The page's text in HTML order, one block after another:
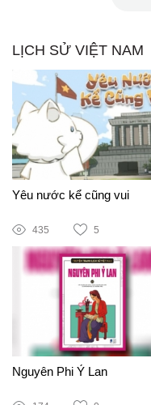
LỊCH SỬ VIỆT NAM
Yêu nước kể cũng vui
435 5
Nguyên Phi Ỷ Lan